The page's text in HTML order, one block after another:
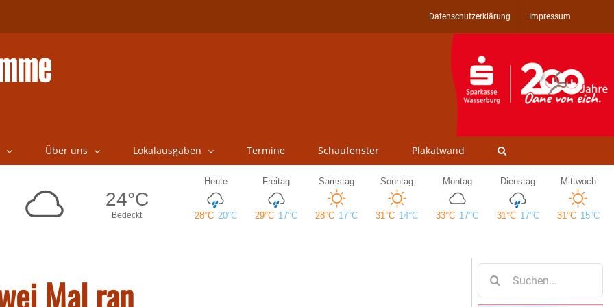
Datenschutzerklärung Impressum
Über uns Lokalausgaben Termine Schaufenster Plakatwand
Mal ran
nach: